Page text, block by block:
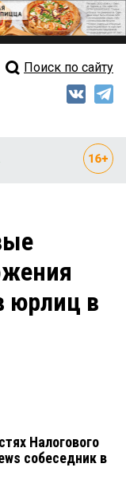
выпуск
Поиск по сайту
юрлиц в
Налогового
собеседник в